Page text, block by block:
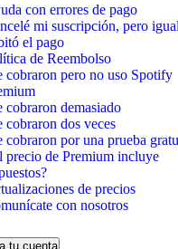
con errores de pago
mi suscripción, pero
el pago
de Reembolso
cobraron pero no uso Spotify
cobraron demasiado
cobraron dos veces
cobraron por una prueba
precio de Premium incluye
de precios
con nosotros
tu cuenta